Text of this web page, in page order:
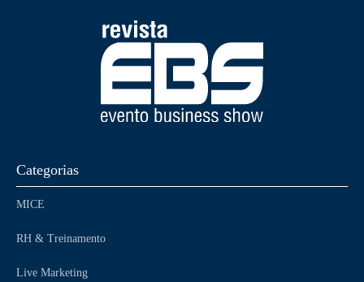
Categorias
MICE
RH & Treinamento
Live Marketing